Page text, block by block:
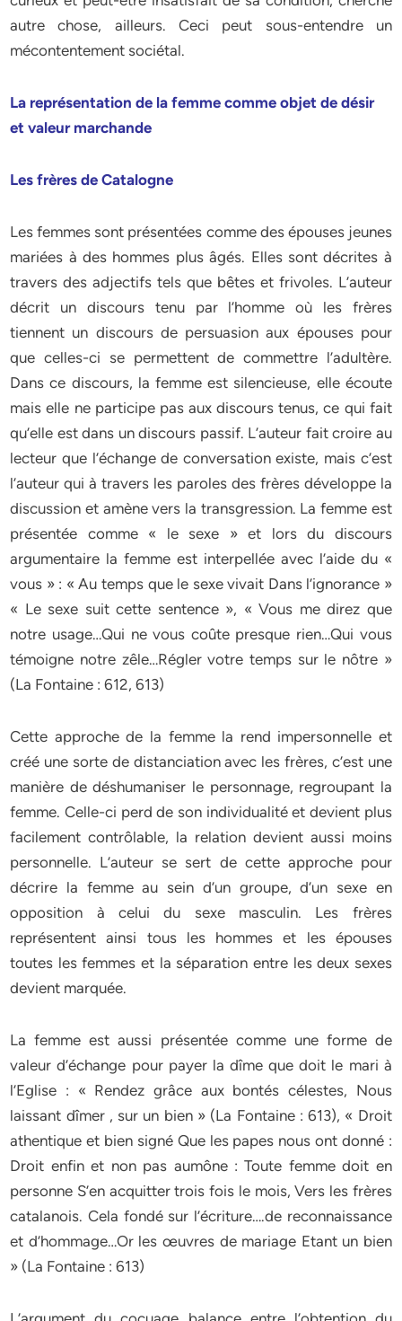
autre chose, ailleurs. Ceci peut sous-entendre un
mécontentement sociétal.
La représentation de la femme comme objet de désir
et valeur marchande
Les frères de Catalogne
Les femmes sont présentées comme des épouses jeunes
mariées à des hommes plus âgés. Elles sont décrites à
travers des adjectifs tels que bêtes et frivoles. L’auteur
décrit un discours tenu par l’homme où les frères
tiennent un discours de persuasion aux épouses pour
que celles-ci se permettent de commettre l’adultère.
Dans ce discours, la femme est silencieuse, elle écoute
mais elle ne participe pas aux discours tenus, ce qui fait
qu’elle est dans un discours passif. L’auteur fait croire au
lecteur que l’échange de conversation existe, mais c’est
l’auteur qui à travers les paroles des frères développe la
discussion et amène vers la transgression. La femme est
présentée comme « le sexe » et lors du discours
argumentaire la femme est interpellée avec l’aide du «
vous » : « Au temps que le sexe vivait Dans l’ignorance »
« Le sexe suit cette sentence », « Vous me direz que
notre usage…Qui ne vous coûte presque rien…Qui vous
témoigne notre zêle…Régler votre temps sur le nôtre »
(La Fontaine : 612, 613)
Cette approche de la femme la rend impersonnelle et
créé une sorte de distanciation avec les frères, c’est une
manière de déshumaniser le personnage, regroupant la
femme. Celle-ci perd de son individualité et devient plus
facilement contrôlable, la relation devient aussi moins
personnelle. L’auteur se sert de cette approche pour
décrire la femme au sein d’un groupe, d’un sexe en
opposition à celui du sexe masculin. Les frères
représentent ainsi tous les hommes et les épouses
toutes les femmes et la séparation entre les deux sexes
devient marquée.
La femme est aussi présentée comme une forme de
valeur d’échange pour payer la dîme que doit le mari à
l’Eglise : « Rendez grâce aux bontés célestes, Nous
laissant dîmer , sur un bien » (La Fontaine : 613), « Droit
athentique et bien signé Que les papes nous ont donné :
Droit enfin et non pas aumône : Toute femme doit en
personne S’en acquitter trois fois le mois, Vers les frères
catalanois. Cela fondé sur l’écriture….de reconnaissance
et d’hommage…Or les œuvres de mariage Etant un bien
» (La Fontaine : 613)